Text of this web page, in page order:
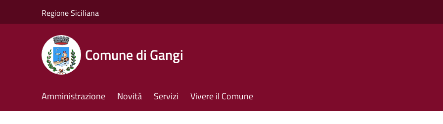
Regione Siciliana
Comune di Gangi
Amministrazione Novità Servizi Vivere il Comune